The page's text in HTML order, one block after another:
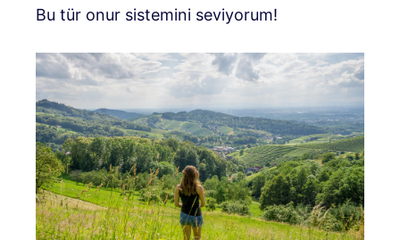
Bu tür onur sistemini seviyorum!